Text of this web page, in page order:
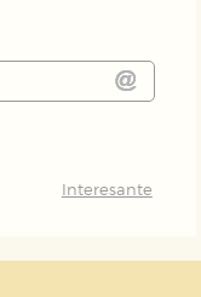
Interesante